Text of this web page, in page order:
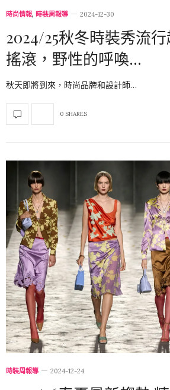
時尚情報, 時裝周報導 2024-12-30
2024/25秋冬時裝秀流
搖滾，野性的呼喚…
秋天即將到來，時尚品牌和設計師…
0 SHARES
時裝周報導 2024-12-24